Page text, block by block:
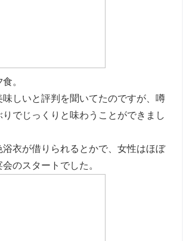
。
味しいと評判を聞いてたのですが、噂
でじっくりと味わうことができまし
衣が借りられるとかで、女性はほぼ
のスタートでした。